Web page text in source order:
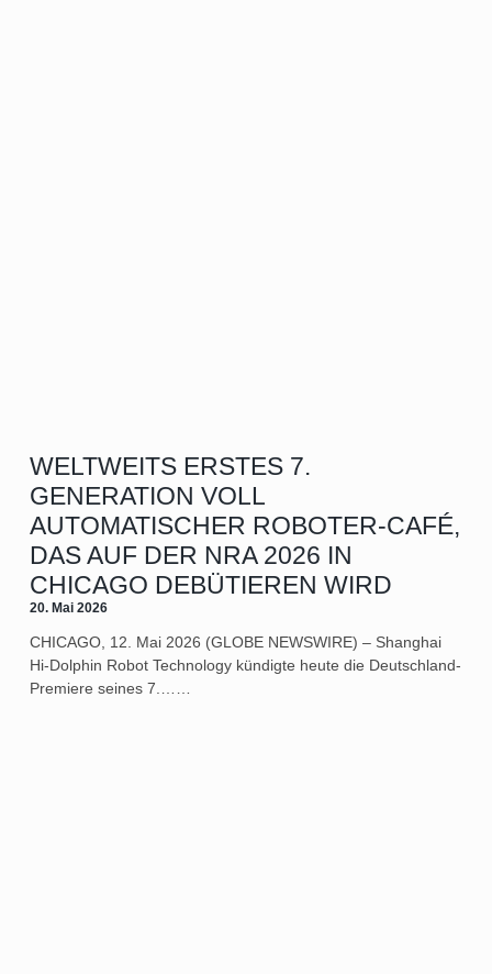
WELTWEITS ERSTES 7.
GENERATION VOLL
AUTOMATISCHER ROBOTER-CAFÉ,
DAS AUF DER NRA 2026 IN
CHICAGO DEBÜTIEREN WIRD
20. Mai 2026
CHICAGO, 12. Mai 2026 (GLOBE NEWSWIRE) – Shanghai
Hi-Dolphin Robot Technology kündigte heute die Deutschland-
Premiere seines 7.……